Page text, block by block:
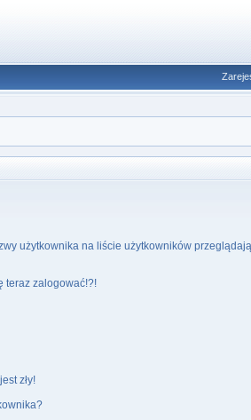
użytkownika na liście użytkowników
teraz zalogować!?!
zły!